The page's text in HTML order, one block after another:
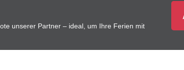
unserer Partner – ideal, um Ihre Ferien mit